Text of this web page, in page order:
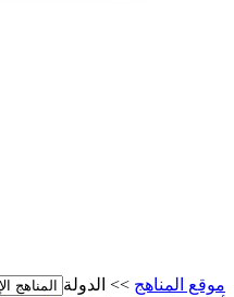
موقع المناهج >> الدولة